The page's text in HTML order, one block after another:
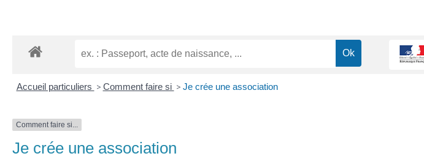
Accueil particuliers > Comment faire si > Je crée une association
Comment faire si...
Je crée une association